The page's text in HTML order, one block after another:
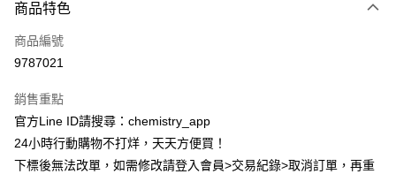
信用卡一次付款
超商取貨付款
Apple Pay
街口支付
商品特色
商品編號
9787021
銷售重點
官方Line ID請搜尋：chemistry_app
24小時行動購物不打烊，天天方便買！
下標後無法改單，如需修改請登入會員>交易紀錄>取消訂單，再重